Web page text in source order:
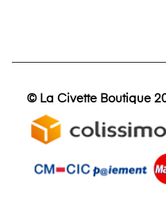
© La Civette Boutique